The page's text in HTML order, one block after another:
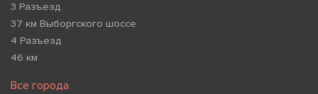
3 Разъезд
37 км Выборгского шоссе
4 Разъезд
46 км
Все города